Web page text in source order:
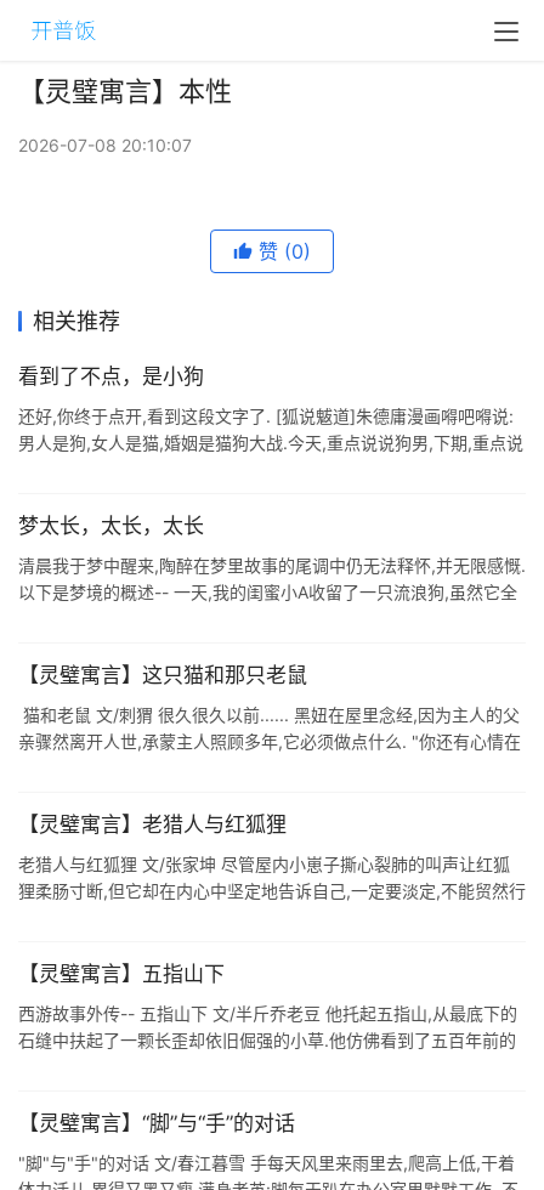
【灵璧寓言】本性
2026-07-08 20:10:07
赞 (0)
相关推荐
看到了不点，是小狗
还好,你终于点开,看到这段文字了. [狐说魃道]朱德庸漫画嘚吧嘚说:
男人是狗,女人是猫,婚姻是猫狗大战.今天,重点说说狗男,下期,重点说
梦太长，太长，太长
清晨我于梦中醒来,陶醉在梦里故事的尾调中仍无法释怀,并无限感慨.
以下是梦境的概述-- 一天,我的闺蜜小A收留了一只流浪狗,虽然它全
【灵璧寓言】这只猫和那只老鼠
猫和老鼠 文/刺猬 很久很久以前...... 黑妞在屋里念经,因为主人的父
亲骤然离开人世,承蒙主人照顾多年,它必须做点什么. "你还有心情在
【灵璧寓言】老猎人与红狐狸
老猎人与红狐狸 文/张家坤 尽管屋内小崽子撕心裂肺的叫声让红狐
狸柔肠寸断,但它却在内心中坚定地告诉自己,一定要淡定,不能贸然行
【灵璧寓言】五指山下
西游故事外传-- 五指山下 文/半斤乔老豆 他托起五指山,从最底下的
石缝中扶起了一颗长歪却依旧倔强的小草.他仿佛看到了五百年前的
【灵璧寓言】“脚”与“手”的对话
"脚"与"手"的对话 文/春江暮雪 手每天风里来雨里去,爬高上低,干着